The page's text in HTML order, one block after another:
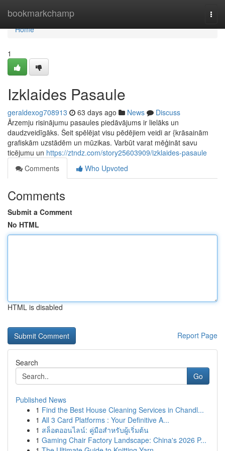
bookmarkchamp
Home
Home
1
Izklaides Pasaule
geraldexog708913 63 days ago News
Discuss
Ārzemju risinājumu pasaules piedāvājums ir lielāks un
daudzveidīgāks. Šeit spēlējat visu pēdējiem veidi ar {krāsainām
grafiskām uzstādēm un mūzikas. Varbūt varat mēģināt savu
ticējumu un https://ztndz.com/story25603909/izklaides-pasaule
Comments
Who Upvoted
Comments
Submit a Comment
No HTML
HTML is disabled
Report Page
Search
Go
Published News
1 Find the Best House Cleaning Services in Chandl...
1 All 3 Card Platforms : Your Definitive A...
1 สล็อตออนไลน์: คู่มือสำหรับผู้เริ่มต้น
1 Gaming Chair Factory Landscape: China's 2026 P...